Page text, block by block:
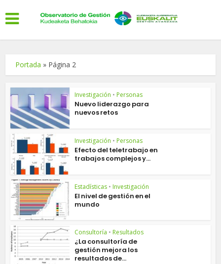
Portada » Página 2
Investigación • Personas
Nuevo liderazgo para
nuevos retos
Investigación • Personas
Efecto del teletrabajo en
trabajos complejos y...
Estadísticas • Investigación
El nivel de gestión en el
mundo
Consultoría • Resultados
¿La consultoría de
gestión mejora los
resultados de...